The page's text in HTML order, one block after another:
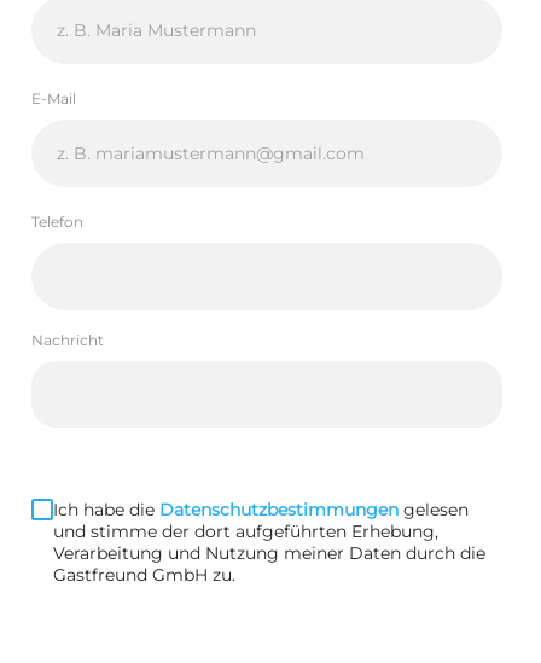
E-Mail
Telefon
Nachricht
Ich habe die Datenschutzbestimmungen gelesen
und stimme der dort aufgeführten Erhebung,
Verarbeitung und Nutzung meiner Daten durch die
Gastfreund GmbH zu.